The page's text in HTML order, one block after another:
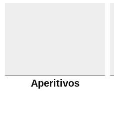
Aperitivos